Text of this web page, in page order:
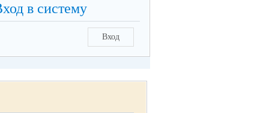
в систему
Вход